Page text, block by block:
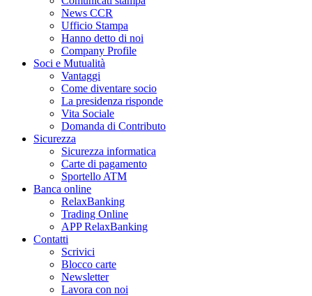
News CCR
Ufficio Stampa
Hanno detto di noi
Company Profile
Soci e Mutualità
Vantaggi
Come diventare socio
La presidenza risponde
Vita Sociale
Domanda di Contributo
Sicurezza
Sicurezza informatica
Carte di pagamento
Sportello ATM
Banca online
RelaxBanking
Trading Online
APP RelaxBanking
Contatti
Scrivici
Blocco carte
Newsletter
Lavora con noi